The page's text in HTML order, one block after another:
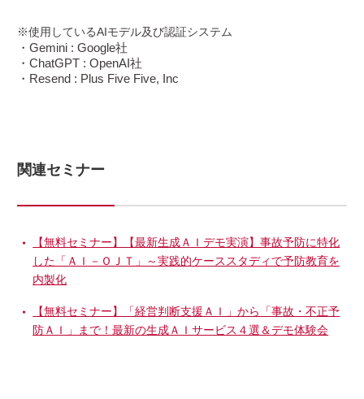
※使用しているAIモデル及び認証システム
・Gemini : Google社
・ChatGPT : OpenAI社
・Resend : Plus Five Five, Inc
関連セミナー
【無料セミナー】【最新生成ＡＩデモ実演】事故予防に特化
した「ＡＩ－ＯＪＴ」～実践的ケーススタディで予防教育を
内製化
【無料セミナー】「経営判断支援ＡＩ」から「事故・不正予
防ＡＩ」まで！最新の生成ＡＩサービス４選＆デモ体験会